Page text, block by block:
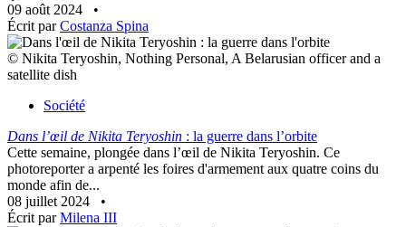
09 août 2024
•
Écrit parCostanza Spina
© Nikita Teryoshin, Nothing Personal, A Belarusian officer and a
satellite dish
Société
Dans l’œil de Nikita Teryoshin : la guerre dans l’orbite
Cette semaine, plongée dans l’œil de Nikita Teryoshin. Ce
photoreporter a arpenté les foires d'armement aux quatre coins du
monde afin de...
08 juillet 2024
•
Écrit parMilena III